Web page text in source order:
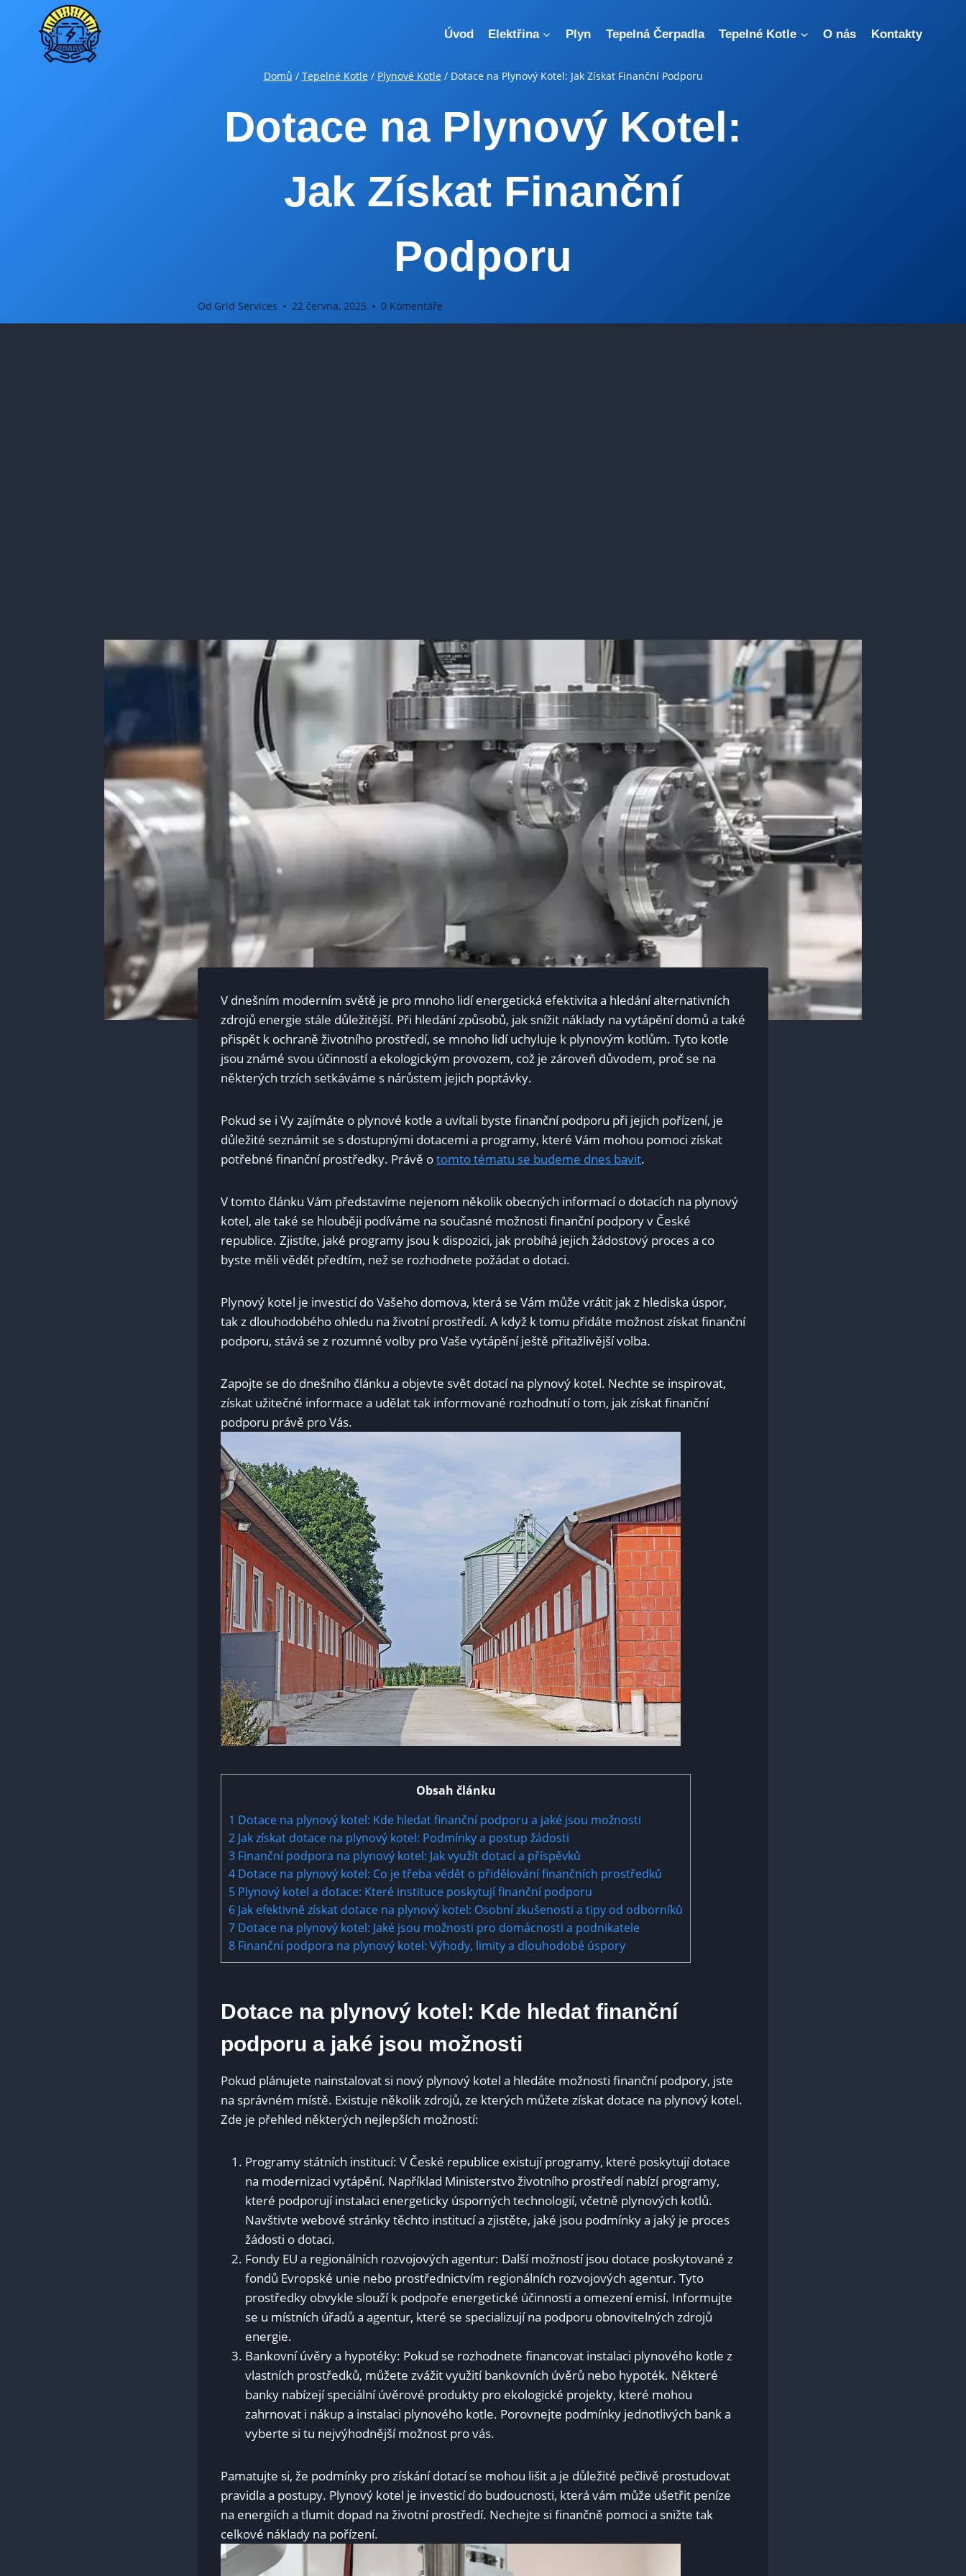
Přeskočit
Úvod Elektřina Plyn Tepelná Čerpadla Tepelné Kotle O nás Kontakty
Domů / Tepelné Kotle / Plynové Kotle / Dotace na Plynový Kotel: Jak Získat Finanční Podporu
Dotace na Plynový Kotel:
Jak Získat Finanční
Podporu
Od Grid Services 22 června, 2025 0 Komentáře
V dnešním moderním světě je pro mnoho lidí energetická efektivita a hledání alternativních
zdrojů energie stále důležitější. Při hledání způsobů, jak snížit náklady na vytápění domů a také
přispět k ochraně životního prostředí, se mnoho lidí uchyluje k plynovým kotlům. Tyto kotle
jsou známé svou účinností a ekologickým provozem, což je zároveň důvodem, proč se na
některých trzích setkáváme s nárůstem jejich poptávky.
Pokud se i Vy zajímáte o plynové kotle a uvítali byste finanční podporu při jejich pořízení, je
důležité seznámit se s dostupnými dotacemi a programy, které Vám mohou pomoci získat
potřebné finanční prostředky. Právě otomto tématu se budeme dnes bavit.
V tomto článku Vám představíme nejenom několik obecných informací o dotacích na plynový
kotel, ale také se hlouběji podíváme na současné možnosti finanční podpory v České
republice. Zjistíte, jaké programy jsou k dispozici, jak probíhá jejich žádostový proces a co
byste měli vědět předtím, než se rozhodnete požádat o dotaci.
Plynový kotel je investicí do Vašeho domova, která se Vám může vrátit jak z hlediska úspor,
tak z dlouhodobého ohledu na životní prostředí. A když k tomu přidáte možnost získat finanční
podporu, stává se z rozumné volby pro Vaše vytápění ještě přitažlivější volba.
Zapojte se do dnešního článku a objevte svět dotací na plynový kotel. Nechte se inspirovat,
získat užitečné informace a udělat tak informované rozhodnutí o tom, jak získat finanční
podporu právě pro Vás.
Obsah článku
1 Dotace na plynový kotel: Kde hledat finanční podporu a jaké jsou možnosti
2 Jak získat dotace na plynový kotel: Podmínky a postup žádosti
3 Finanční podpora na plynový kotel: Jak využít dotací a příspěvků
4 Dotace na plynový kotel: Co je třeba vědět o přidělování finančních prostředků
5 Plynový kotel a dotace: Které instituce poskytují finanční podporu
6 Jak efektivně získat dotace na plynový kotel: Osobní zkušenosti a tipy od odborníků
7 Dotace na plynový kotel: Jaké jsou možnosti pro domácnosti a podnikatele
8 Finanční podpora na plynový kotel: Výhody, limity a dlouhodobé úspory
Dotace na plynový kotel: Kde hledat finanční
podporu a jaké jsou možnosti
Pokud plánujete nainstalovat si nový plynový kotel a hledáte možnosti finanční podpory, jste
na správném místě. Existuje několik zdrojů, ze kterých můžete získat dotace na plynový kotel.
Zde je přehled některých nejlepších možností:
Programy státních institucí: V České republice existují programy, které poskytují dotace
na modernizaci vytápění. Například Ministerstvo životního prostředí nabízí programy,
které podporují instalaci energeticky úsporných technologií, včetně plynových kotlů.
Navštivte webové stránky těchto institucí a zjistěte, jaké jsou podmínky a jaký je proces
žádosti o dotaci.
Fondy EU a regionálních rozvojových agentur: Další možností jsou dotace poskytované z
fondů Evropské unie nebo prostřednictvím regionálních rozvojových agentur. Tyto
prostředky obvykle slouží k podpoře energetické účinnosti a omezení emisí. Informujte
se u místních úřadů a agentur, které se specializují na podporu obnovitelných zdrojů
energie.
Bankovní úvěry a hypotéky: Pokud se rozhodnete financovat instalaci plynového kotle z
vlastních prostředků, můžete zvážit využití bankovních úvěrů nebo hypoték. Některé
banky nabízejí speciální úvěrové produkty pro ekologické projekty, které mohou
zahrnovat i nákup a instalaci plynového kotle. Porovnejte podmínky jednotlivých bank a
vyberte si tu nejvýhodnější možnost pro vás.
Pamatujte si, že podmínky pro získání dotací se mohou lišit a je důležité pečlivě prostudovat
pravidla a postupy. Plynový kotel je investicí do budoucnosti, která vám může ušetřit peníze
na energiích a tlumit dopad na životní prostředí. Nechejte si finančně pomoci a snižte tak
celkové náklady na pořízení.